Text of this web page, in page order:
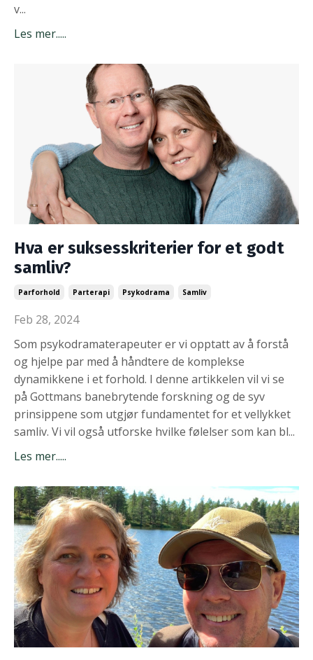
v...
Les mer.....
Hva er suksesskriterier for et godt
samliv?
Parforhold Parterapi Psykodrama Samliv
Feb 28, 2024
Som psykodramaterapeuter er vi opptatt av å forstå
og hjelpe par med å håndtere de komplekse
dynamikkene i et forhold. I denne artikkelen vil vi se
på Gottmans banebrytende forskning og de syv
prinsippene som utgjør fundamentet for et vellykket
samliv. Vi vil også utforske hvilke følelser som kan bl...
Les mer.....